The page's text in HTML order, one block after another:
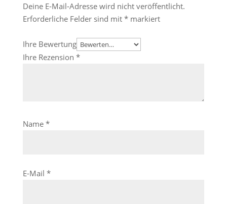
Deine E-Mail-Adresse wird nicht veröffentlicht.
Erforderliche Felder sind mit *markiert
Ihre Bewertung
Ihre Rezension *
Name *
E-Mail *